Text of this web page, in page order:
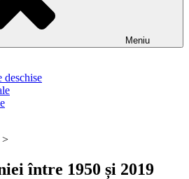
Meniu
deschise
>
între 1950 și 2019